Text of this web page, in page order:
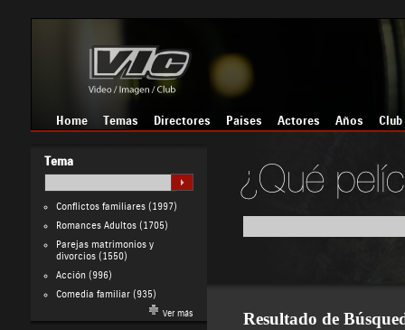
Home Temas Directores Países Actores Años Club
Tema
Conflictos familiares(1997)
Romances Adultos(1705)
Parejas matrimonios y
divorcios(1550)
Acción(996)
Comedia familiar(935)
Ver más Resultado de